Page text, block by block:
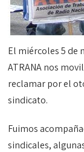
El miércoles 5 de
ATRANA nos
reclamar por el
sindicato.
Fuimos
sindicales,